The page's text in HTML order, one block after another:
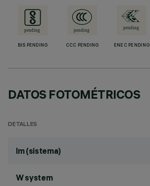
BIS PENDING CCC PENDING ENEC PENDING
DATOS FOTOMÉTRICOS
DETALLES
lm (sistema)
W system